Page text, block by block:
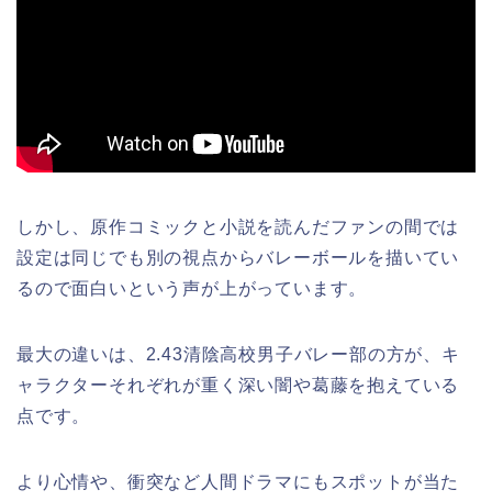
しかし、原作コミックと小説を読んだファンの間では
設定は同じでも別の視点からバレーボールを描いてい
るので面白いという声が上がっています。
最大の違いは、2.43清陰高校男子バレー部の方が、キ
ャラクターそれぞれが重く深い闇や葛藤を抱えている
点です。
より心情や、衝突など人間ドラマにもスポットが当た